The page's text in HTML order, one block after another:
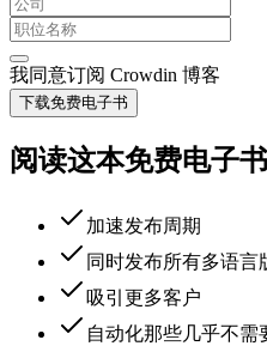
我同意订阅 Crowdin 博客
下载免费电子书
阅读这本免费电子
加速发布周期
同时发布所有多语言
吸引更多客户
自动化那些几乎不需